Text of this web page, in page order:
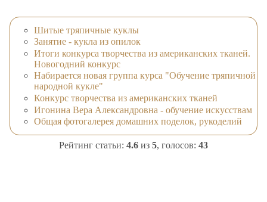
Шитые тряпичные куклы
Занятие - кукла из опилок
Итоги конкурса творчества из американских тканей.
Новогодний конкурс
Набирается новая группа курса "Обучение тряпичной
народной кукле"
Конкурс творчества из американских тканей
Игонина Вера Александровна - обучение искусствам
Общая фотогалерея домашних поделок, рукоделий
Рейтинг статьи: 4.6 из 5, голосов: 43